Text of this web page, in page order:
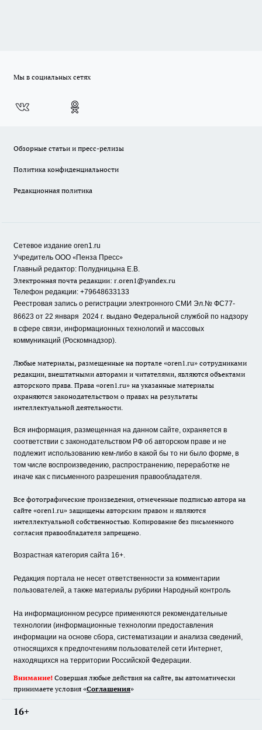
Мы в социальных сетях
Обзорные статьи и пресс-релизы
Политика конфиденциальности
Редакционная политика
Сетевое издание oren1.ru
Учредитель ООО «Пенза Пресс»
Главный редактор: Полудницына Е.В.
Электронная почта редакции: r.oren1@yandex.ru
Телефон редакции: +79648633133
Реестровая запись о регистрации электронного СМИ Эл.№ ФС77-
86623 от 22 января 2024 г. выдано Федеральной службой по надзору
в сфере связи, информационных технологий и массовых
коммуникаций (Роскомнадзор).
Любые материалы, размещенные на портале «oren1.ru» сотрудниками
редакции, внештатными авторами и читателями, являются объектами
авторского права. Права «oren1.ru» на указанные материалы
охраняются законодательством о правах на результаты
интеллектуальной деятельности.
Вся информация, размещенная на данном сайте, охраняется в
соответствии с законодательством РФ об авторском праве и не
подлежит использованию кем-либо в какой бы то ни было форме, в
том числе воспроизведению, распространению, переработке не
иначе как с письменного разрешения правообладателя.
Все фотографические произведения, отмеченные подписью автора на
сайте «oren1.ru» защищены авторским правом и являются
интеллектуальной собственностью. Копирование без письменного
согласия правообладателя запрещено.
Возрастная категория сайта 16+.
Редакция портала не несет ответственности за комментарии
пользователей, а также материалы рубрики Народный контроль
На информационном ресурсе применяются рекомендательные
технологии (информационные технологии предоставления
информации на основе сбора, систематизации и анализа сведений,
относящихся к предпочтениям пользователей сети Интернет,
находящихся на территории Российской Федерации.
Внимание! Совершая любые действия на сайте, вы автоматически
принимаете условия «Cоглашения»
16+